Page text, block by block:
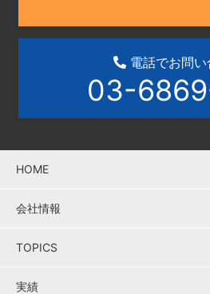
電話でお問い
03-
HOME
会社情報
TOPICS
実績